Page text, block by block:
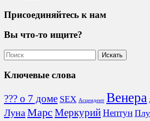
Присоединяйтесь к нам
Вы что-то ищите?
Ключевые слова
??? о 7 доме SEX Асцендент Венера
Луна Марс МеркурийНептун